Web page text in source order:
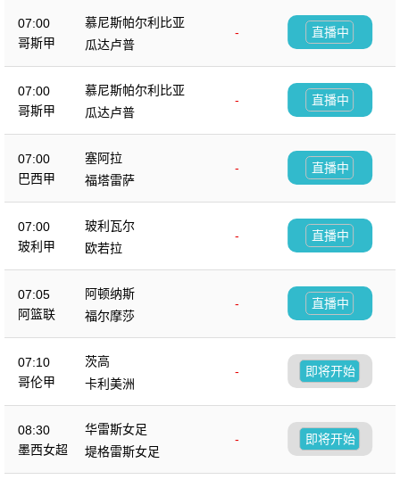
07:00
哥斯甲
慕尼斯帕尔利比亚
-
瓜达卢普
直播中
07:00
哥斯甲
慕尼斯帕尔利比亚
-
瓜达卢普
直播中
07:00
巴西甲
塞阿拉
-
福塔雷萨
直播中
07:00
玻利甲
玻利瓦尔
-
欧若拉
直播中
07:05
阿篮联
阿顿纳斯
-
福尔摩莎
直播中
07:10
哥伦甲
茨高
-
卡利美洲
即将开始
08:30
墨西女超
华雷斯女足
-
堤格雷斯女足
即将开始